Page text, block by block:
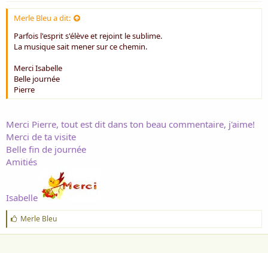
Merle Bleu a dit:
Parfois l'esprit s'élève et rejoint le sublime.
La musique sait mener sur ce chemin.
Merci Isabelle
Belle journée
Pierre
Merci Pierre, tout est dit dans ton beau commentaire, j'aime!
Merci de ta visite
Belle fin de journée
Amitiés
Isabelle
J
'
a
Merle Bleu